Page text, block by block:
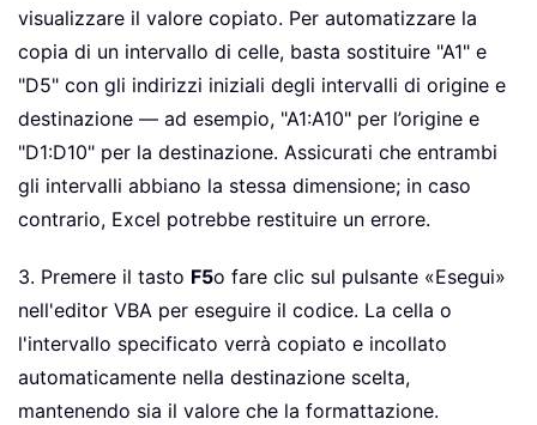
visualizzare il valore copiato. Per automatizzare la
copia di un intervallo di celle, basta sostituire "A1" e
"D5" con gli indirizzi iniziali degli intervalli di origine e
destinazione — ad esempio, "A1:A10" per l’origine e
"D1:D10" per la destinazione. Assicurati che entrambi
gli intervalli abbiano la stessa dimensione; in caso
contrario, Excel potrebbe restituire un errore.
3. Premere il tasto F5o fare clic sul pulsante «Esegui»
nell'editor VBA per eseguire il codice. La cella o
l'intervallo specificato verrà copiato e incollato
automaticamente nella destinazione scelta,
mantenendo sia il valore che la formattazione.